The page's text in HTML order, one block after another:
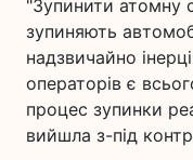
"Зупинити атомну
зупиняють
надзвичайно
операторів є
процес зупинки
вийшла з-під